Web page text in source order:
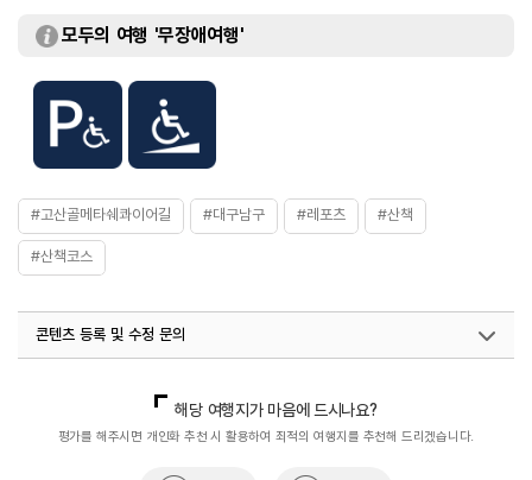
모두의 여행 '무장애여행'
#고산골메타쉐콰이어길 #대구남구 #레포츠 #산책
#산책코스
콘텐츠 등록 및 수정 문의
열린관광콘텐츠팀(열린관광-모두의여행)
033-738-3425
해당 여행지가 마음에 드시나요?
평가를 해주시면 개인화 추천 시 활용하여 최적의 여행지를 추천해 드리겠습니다.